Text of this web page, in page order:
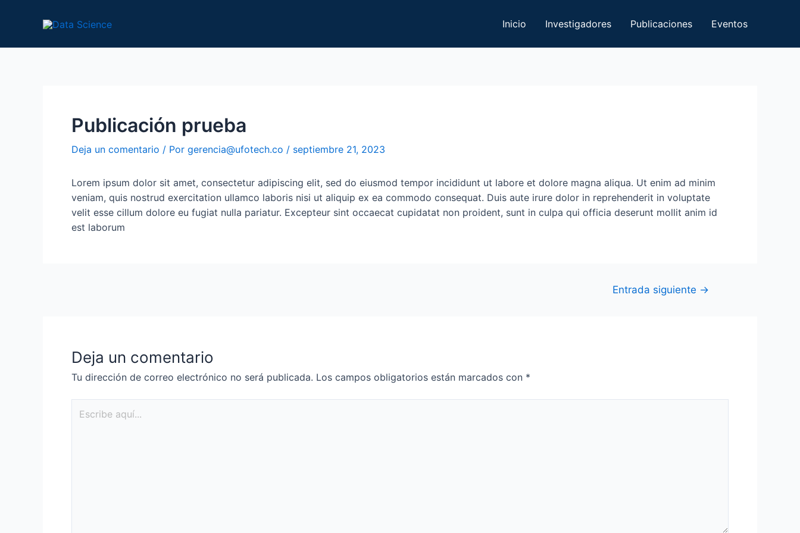
Inicio Investigadores Publicaciones Eventos
Publicación prueba
Deja un comentario / Por gerencia@ufotech.co / septiembre 21, 2023
Lorem ipsum dolor sit amet, consectetur adipiscing elit, sed do eiusmod tempor incididunt ut labore et dolore magna aliqua. Ut enim ad minim
veniam, quis nostrud exercitation ullamco laboris nisi ut aliquip ex ea commodo consequat. Duis aute irure dolor in reprehenderit in voluptate
velit esse cillum dolore eu fugiat nulla pariatur. Excepteur sint occaecat cupidatat non proident, sunt in culpa qui officia deserunt mollit anim id
est laborum
de
Entrada siguiente →
Deja un comentario
Tu dirección de correo electrónico no será publicada. Los campos obligatorios están marcados con *
aquí...